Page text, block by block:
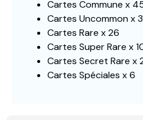
Cartes Commune x
Cartes Uncommon x
Cartes Rare x 26
Cartes Super Rare x
Cartes Secret Rare x
Cartes Spéciales x 6